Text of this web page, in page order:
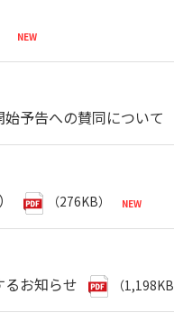
予告への賛同について
（276KB）
お知らせ （